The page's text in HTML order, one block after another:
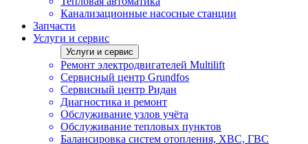
Канализационные насосные станции
Запчасти
Услуги и сервис
Услуги и сервис
Ремонт электродвигателей Multilift
Сервисный центр Grundfos
Сервисный центр Ридан
Диагностика и ремонт
Обслуживание узлов учёта
Обслуживание тепловых пунктов
Балансировка систем отопления, ХВС, ГВС